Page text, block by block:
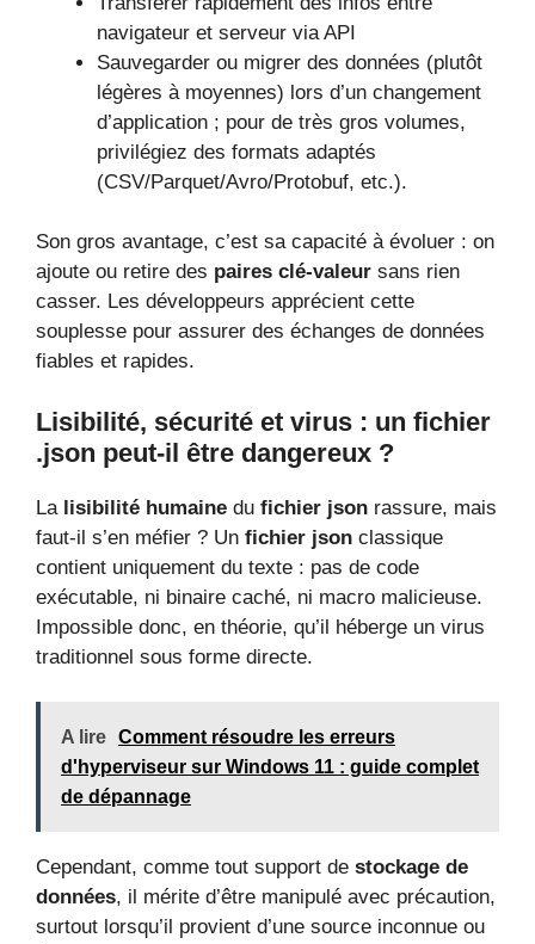
navigateur et serveur via API
Sauvegarder ou migrer des données (plutôt
légères à moyennes) lors d’un changement
d’application ; pour de très gros volumes,
privilégiez des formats adaptés
(CSV/Parquet/Avro/Protobuf, etc.).
Son gros avantage, c’est sa capacité à évoluer : on
ajoute ou retire des paires clé-valeur sans rien
casser. Les développeurs apprécient cette
souplesse pour assurer des échanges de données
fiables et rapides.
Lisibilité, sécurité et virus : un fichier
.json peut-il être dangereux ?
La lisibilité humaine du fichier json rassure, mais
faut-il s’en méfier ? Un fichier json classique
contient uniquement du texte : pas de code
exécutable, ni binaire caché, ni macro malicieuse.
Impossible donc, en théorie, qu’il héberge un virus
traditionnel sous forme directe.
A lire Comment résoudre les erreurs
d'hyperviseur sur Windows 11 : guide complet
de dépannage
Cependant, comme tout support de stockage de
données, il mérite d’être manipulé avec précaution,
surtout lorsqu’il provient d’une source inconnue ou